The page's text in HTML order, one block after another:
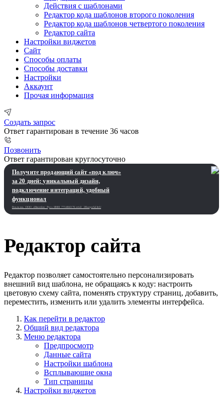
Действия с шаблонами
Редактор кода шаблонов второго поколения
Редактор кода шаблонов четвертого поколения
Редактор сайта
Настройки виджетов
Сайт
Способы оплаты
Способы доставки
Настройки
Аккаунт
Прочая информация
Создать запрос
Ответ гарантирован в течение 36 часов
Позвонить
Ответ гарантирован круглосуточно
Получите продающий сайт «под ключ»
за 20 дней: уникальный дизайн,
подключение интеграций, удобный
функционал
Реклама. ООО «Инсейлс Рус»‎ ИНН 771484376 erid: 2Ranyo5dJeU
Редактор сайта
Редактор позволяет самостоятельно персонализировать
внешний вид шаблона, не обращаясь к коду: настроить
цветовую схему сайта, поменять структуру страниц, добавить,
переместить, изменить или удалить элементы интерфейса.
Как перейти в редактор
Общий вид редактора
Меню редактора
Предпросмотр
Данные сайта
Настройки шаблона
Всплывающие окна
Тип страницы
Настройки виджетов